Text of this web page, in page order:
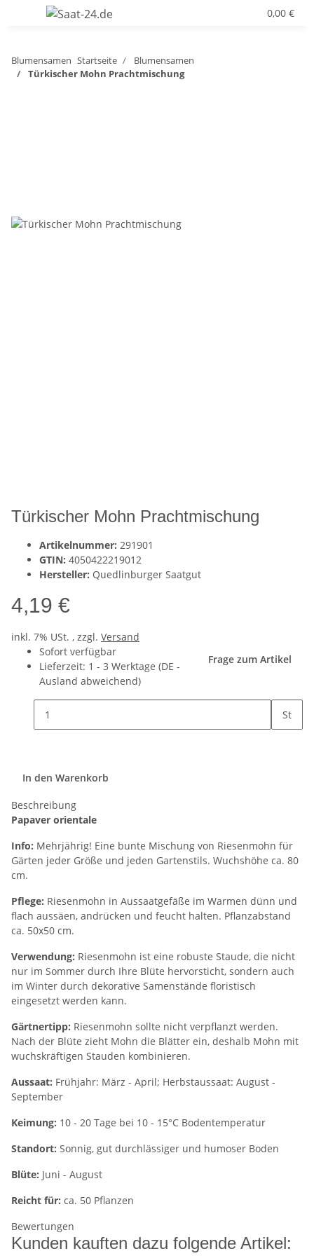
0,00 €
Blumensamen Startseite
Blumensamen
Türkischer Mohn Prachtmischung
Türkischer Mohn Prachtmischung
Artikelnummer: 291901
GTIN: 4050422219012
Hersteller: Quedlinburger Saatgut
4,19 €
inkl. 7% USt. , zzgl. Versand
Sofort verfügbar
Lieferzeit: 1 - 3 Werktage (DE -
Ausland abweichend)
Frage zum Artikel
St
In den Warenkorb
Beschreibung
Papaver orientale
Info: Mehrjährig! Eine bunte Mischung von Riesenmohn für
Gärten jeder Größe und jeden Gartenstils. Wuchshöhe ca. 80
cm.
Pflege: Riesenmohn in Aussaatgefäße im Warmen dünn und
flach aussäen, andrücken und feucht halten. Pflanzabstand
ca. 50x50 cm.
Verwendung: Riesenmohn ist eine robuste Staude, die nicht
nur im Sommer durch Ihre Blüte hervorsticht, sondern auch
im Winter durch dekorative Samenstände floristisch
eingesetzt werden kann.
Gärtnertipp: Riesenmohn sollte nicht verpflanzt werden.
Nach der Blüte zieht Mohn die Blätter ein, deshalb Mohn mit
wuchskräftigen Stauden kombinieren.
Aussaat: Frühjahr: März - April; Herbstaussaat: August -
September
Keimung: 10 - 20 Tage bei 10 - 15°C Bodentemperatur
Standort: Sonnig, gut durchlässiger und humoser Boden
Blüte: Juni - August
Reicht für: ca. 50 Pflanzen
Bewertungen
Kunden kauften dazu folgende Artikel: